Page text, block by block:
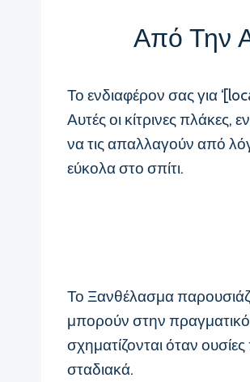
Από Την
Το ενδιαφέρον σας για
Αυτές οι κίτρινες πλάκες,
να τις απαλλαγούν από
εύκολα στο σπίτι.
Το Ξανθέλασμα
μπορούν στην
σχηματίζονται όταν
σταδιακά.